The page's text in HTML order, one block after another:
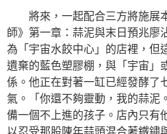
將來，一起配合三方將施展
師》第一章：蒜泥與末日預兆廖
為「宇宙水餃中心」的店裡，但
遺棄的藍色塑膠棚，與「宇宙」
係。他正在對著一缸已經發酵了
氣。「你還不夠靈動，我的蒜泥
備一個不上進的孩子。店內只有
以忍受那股陳年蒜頭混合著鐵鏽